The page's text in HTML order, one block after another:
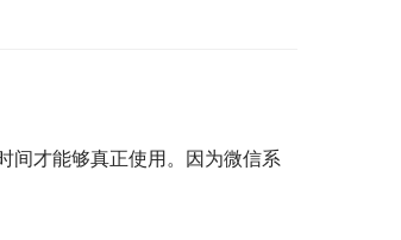
间才能够真正使用。因为微信系